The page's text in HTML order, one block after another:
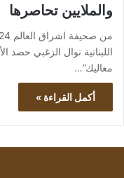
والملايين تحاصرها
اللبنانية نوال الزغبي حصد
معاليك”…
أكمل القراءة »